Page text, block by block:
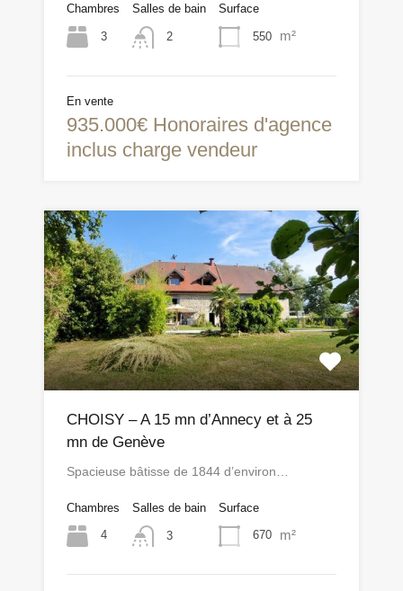
Chambres
3
Salles de bain
2
Surface
550 m²
En vente
935.000€ Honoraires d'agence
inclus charge vendeur
CHOISY – A 15 mn d’Annecy et à 25
mn de Genève
Spacieuse bâtisse de 1844 d’environ…
Chambres
4
Salles de bain
3
Surface
670 m²